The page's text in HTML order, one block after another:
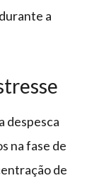
a
despesca
na fase de
de